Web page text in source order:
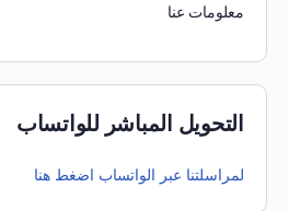
معلومات عنا
التحويل المباشر للواتساب
لمراسلتنا عبر الواتساب اضغط هنا